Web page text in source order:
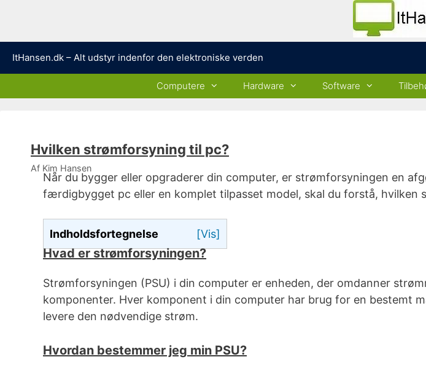
ItHansen.dk – Alt udstyr indenfor den elektroniske verden
Computere Hardware Software
Hvilken strømforsyning til pc?
Af Kim Hansen
Når du bygger eller opgraderer din computer, er strømforsyningen en
færdigbygget pc eller en komplet tilpasset model, skal du forstå, hvilken
Indholdsfortegnelse [Vis]
Hvad er strømforsyningen?
Strømforsyningen (PSU) i din computer er enheden, der omdanner
komponenter. Hver komponent i din computer har brug for en bestemt
levere den nødvendige strøm.
Hvordan bestemmer jeg min PSU?